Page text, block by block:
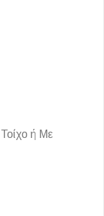
ή Με